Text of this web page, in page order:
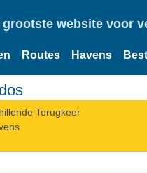
website voor
Routes Havens
Terugkeer